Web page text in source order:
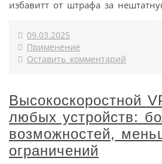
избавитт от штрафа за
09.03.2025
Применение
Оставить комментарий
Высокоскоростной
любых устройств:
возможностей,
ограничений